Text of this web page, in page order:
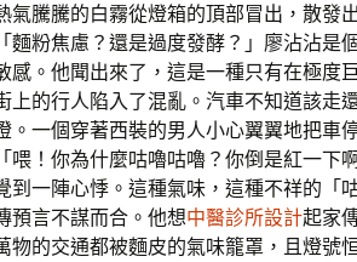
氣騰騰的白霧從燈箱的頂部冒出，散發
「麵粉焦慮？還是過度發酵？」廖沾沾
感。他聞出來了，這是一種只有在極度
上的行人陷入了混亂。汽車不知道該走
。一個穿著西裝的男人小心翼翼地把車
「喂！你為什麼咕嚕咕嚕？你倒是紅一
到一陣心悸。這種氣味，這種不祥的「
預言不謀而合。他想中醫診所設計起家
物的交通都被麵皮的氣味籠罩，且燈號